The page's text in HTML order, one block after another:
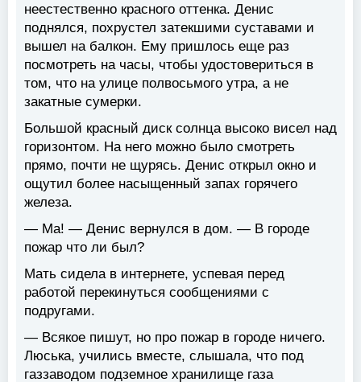
неестественно красного оттенка. Денис
поднялся, похрустел затекшими суставами и
вышел на балкон. Ему пришлось еще раз
посмотреть на часы, чтобы удостовериться в
том, что на улице полвосьмого утра, а не
закатные сумерки.
Большой красный диск солнца высоко висел над
горизонтом. На него можно было смотреть
прямо, почти не щурясь. Денис открыл окно и
ощутил более насыщенный запах горячего
железа.
— Ма! — Денис вернулся в дом. — В городе
пожар что ли был?
Мать сидела в интернете, успевая перед
работой перекинуться сообщениями с
подругами.
— Всякое пишут, но про пожар в городе ничего.
Люська, учились вместе, слышала, что под
газзаводом подземное хранилище газа